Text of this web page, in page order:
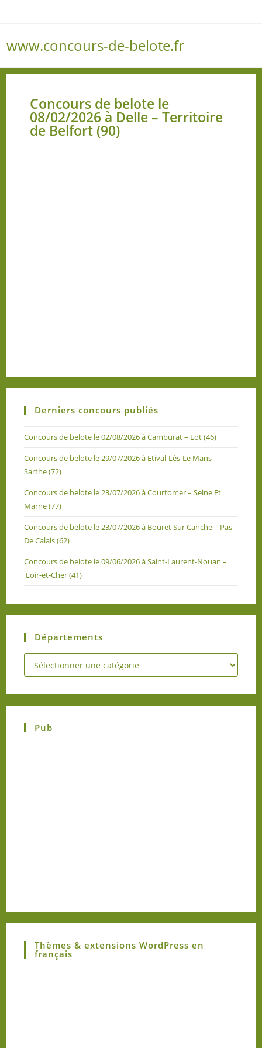
www.concours-de-belote.fr
Concours de belote le
08/02/2026 à Delle – Territoire
de Belfort (90)
Derniers concours publiés
Concours de belote le 02/08/2026 à Camburat – Lot (46)
Concours de belote le 29/07/2026 à Etival-Lès-Le Mans –
Sarthe (72)
Concours de belote le 23/07/2026 à Courtomer – Seine Et
Marne (77)
Concours de belote le 23/07/2026 à Bouret Sur Canche – Pas
De Calais (62)
Concours de belote le 09/06/2026 à Saint-Laurent-Nouan –
Loir-et-Cher (41)
Départements
Pub
Thèmes & extensions WordPress en
français